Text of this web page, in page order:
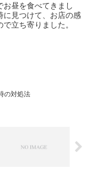
お昼を食べてきまし
に見つけて、お店の感
立ち寄りました。
の対処法